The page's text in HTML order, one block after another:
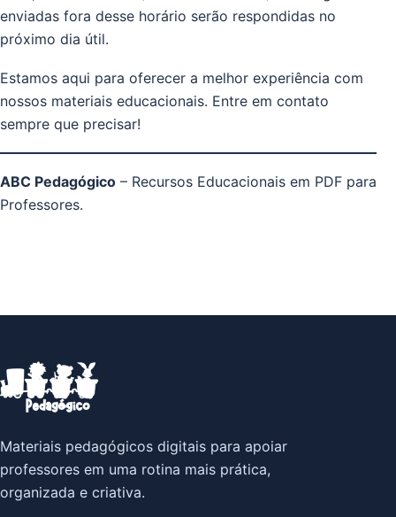
enviadas fora desse horário serão respondidas no
próximo dia útil.
Estamos aqui para oferecer a melhor experiência com
nossos materiais educacionais. Entre em contato
sempre que precisar!
ABC Pedagógico – Recursos Educacionais em PDF para
Professores.
Materiais pedagógicos digitais para apoiar
professores em uma rotina mais prática,
organizada e criativa.